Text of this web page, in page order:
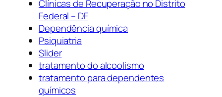
Clínicas de Recuperação no Distrito
Federal – DF
Dependência química
Psiquiatria
Slider
tratamento do alcoolismo
tratamento para dependentes
químicos